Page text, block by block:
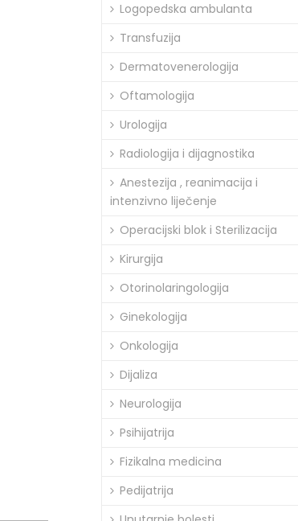
Logopedska ambulanta
Transfuzija
Dermatovenerologija
Oftamologija
Urologija
Radiologija i dijagnostika
Anestezija , reanimacija i
intenzivno liječenje
Operacijski blok i Sterilizacija
Kirurgija
Otorinolaringologija
Ginekologija
Onkologija
Dijaliza
Neurologija
Psihijatrija
Fizikalna medicina
Pedijatrija